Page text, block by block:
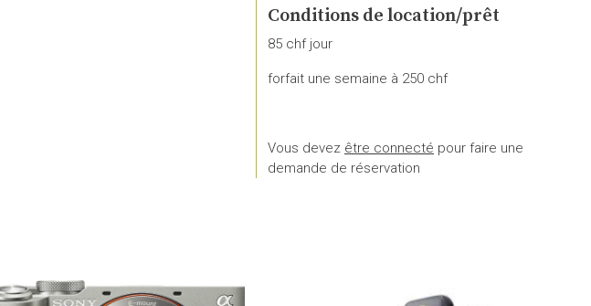
Conditions de location/prêt
85 chf jour
forfait une semaine à 250 chf
Vous devez être connecté pour faire une
demande de réservation